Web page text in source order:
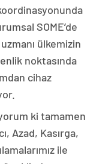
SOME’de
ülkemizin
noktasında
cihaz
ki tamamen
Azad, Kasırga,
ile